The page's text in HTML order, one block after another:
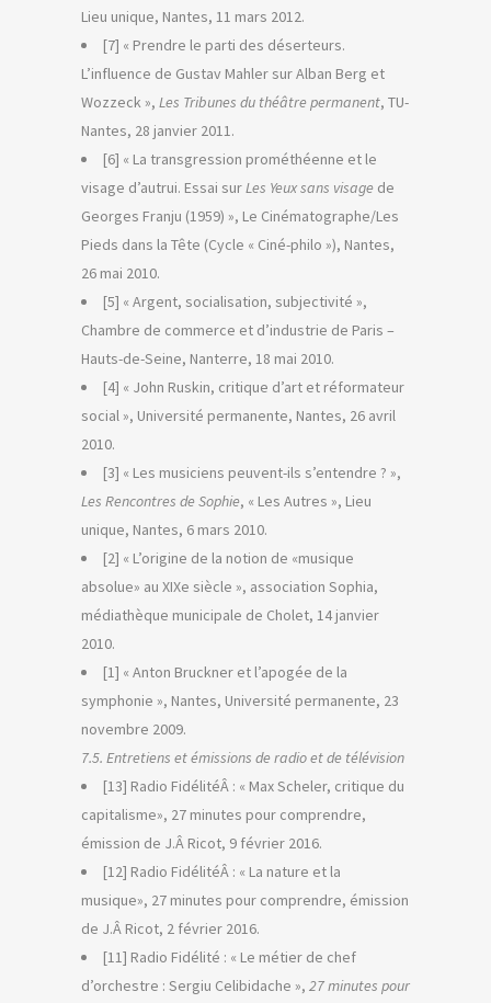
Lieu unique, Nantes, 11 mars 2012.
[7] « Prendre le parti des déserteurs.
L’influence de Gustav Mahler sur Alban Berg et
Wozzeck », Les Tribunes du théâtre permanent, TU-
Nantes, 28 janvier 2011.
[6] « La transgression prométhéenne et le
visage d’autrui. Essai surLes Yeux sans visage de
Georges Franju (1959) », Le Cinématographe/Les
Pieds dans la Tête (Cycle « Ciné-philo »), Nantes,
26 mai 2010.
[5] « Argent, socialisation, subjectivité »,
Chambre de commerce et d’industrie de Paris –
Hauts-de-Seine, Nanterre, 18 mai 2010.
[4] « John Ruskin, critique d’art et réformateur
social », Université permanente, Nantes, 26 avril
2010.
[3] « Les musiciens peuvent-ils s’entendre ? »,
Les Rencontres de Sophie, « Les Autres », Lieu
unique, Nantes, 6 mars 2010.
[2] « L’origine de la notion de «musique
absolue» au XIXe siècle », association Sophia,
médiathèque municipale de Cholet, 14 janvier
2010.
[1] « Anton Bruckner et l’apogée de la
symphonie », Nantes, Université permanente, 23
novembre 2009.
7.5. Entretiens et émissions de radio et de télévision
[13] Radio FidélitéÂ : « Max Scheler, critique du
capitalisme», 27 minutes pour comprendre,
émission de J.Â Ricot, 9 février 2016.
[12] Radio FidélitéÂ : « La nature et la
musique», 27 minutes pour comprendre, émission
de J.Â Ricot, 2 février 2016.
[11] Radio Fidélité : « Le métier de chef
d’orchestre : Sergiu Celibidache », 27 minutes pour